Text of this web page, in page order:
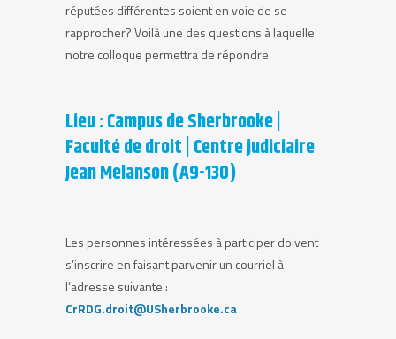
réputées différentes soient en voie de se
rapprocher? Voilà une des questions à laquelle
notre colloque permettra de répondre.
Lieu :Campus de Sherbrooke |
Faculté de droit | Centre judiciaire
Jean Melanson (A9-130)
Les personnes intéressées à participer doivent
s’inscrire en faisant parvenir un courriel à
l’adresse suivante :
CrRDG.droit@USherbrooke.ca